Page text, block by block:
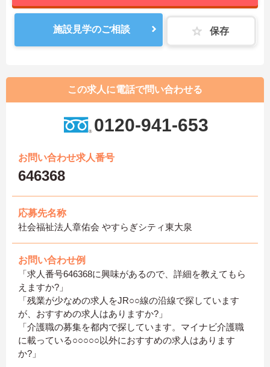
施設見学のご相談 保存
この求人に電話で問い合わせる
0120-941-653
お問い合わせ求人番号
646368
応募先名称
社会福祉法人章佑会 やすらぎシティ東大泉
お問い合わせ例
「求人番号646368に興味があるので、詳細を教えてもら
えますか?」
「残業が少なめの求人をJR○○線の沿線で探しています
が、おすすめの求人はありますか?」
「介護職の募集を都内で探しています。マイナビ介護職
に載っている○○○○○以外におすすめの求人はあります
か?」